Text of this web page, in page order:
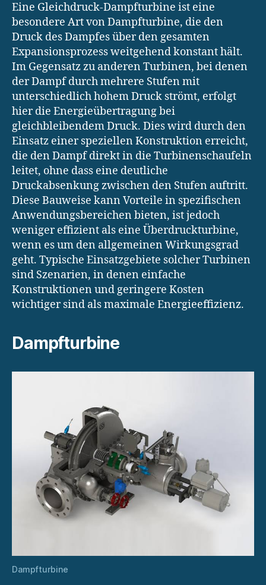
Eine Gleichdruck-Dampfturbine ist eine
besondere Art von Dampfturbine, die den
Druck des Dampfes über den gesamten
Expansionsprozess weitgehend konstant hält.
Im Gegensatz zu anderen Turbinen, bei denen
der Dampf durch mehrere Stufen mit
unterschiedlich hohem Druck strömt, erfolgt
hier die Energieübertragung bei
gleichbleibendem Druck. Dies wird durch den
Einsatz einer speziellen Konstruktion erreicht,
die den Dampf direkt in die Turbinenschaufeln
leitet, ohne dass eine deutliche
Druckabsenkung zwischen den Stufen auftritt.
Diese Bauweise kann Vorteile in spezifischen
Anwendungsbereichen bieten, ist jedoch
weniger effizient als eine Überdruckturbine,
wenn es um den allgemeinen Wirkungsgrad
geht. Typische Einsatzgebiete solcher Turbinen
sind Szenarien, in denen einfache
Konstruktionen und geringere Kosten
wichtiger sind als maximale Energieeffizienz.
Dampfturbine
Dampfturbine